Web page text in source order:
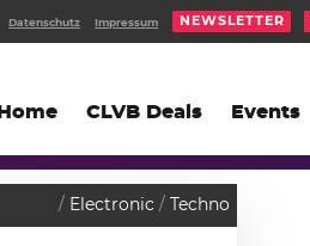
Home CLVB Deals Events
NEWSLETTER
Datenschutz Impressum
Electronic Techno